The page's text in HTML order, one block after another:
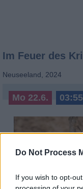
Do Not Process
If you wish to opt-
Im Feuer des
Neuseeland 2024
Mo 22.6. 03:55